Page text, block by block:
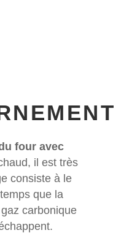
four avec
il est très
consiste à le
que la
carbonique